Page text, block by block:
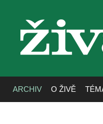
živa
ARCHIV O ŽIVĚ